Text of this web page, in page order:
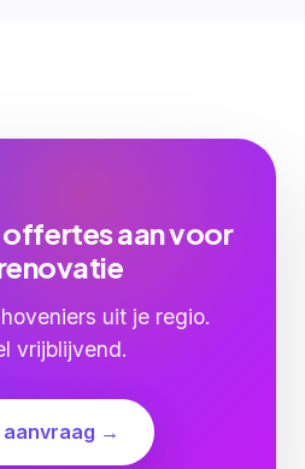
aan voor
uit je regio.
vrijblijvend.
→